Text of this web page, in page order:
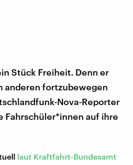
Stück Freiheit. Denn er
anderen fortzubewegen
Nova-Reporter
Fahrschüler*innen auf ihre
laut Kraftfahrt-Bundesamt